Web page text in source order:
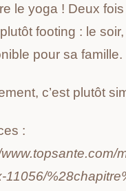
le yoga ! Deux
plutôt footing : le
pour sa famille.
c’est plutôt
:
11056/